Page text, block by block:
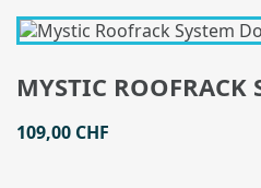
MYSTIC ROOFRACK
109,00 CHF